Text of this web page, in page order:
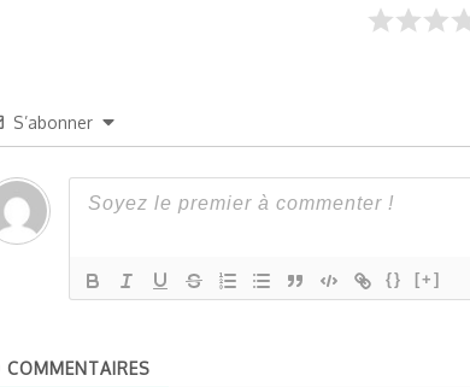
S’abonner
{} [+]
COMMENTAIRES